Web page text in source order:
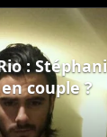
:
couple ?